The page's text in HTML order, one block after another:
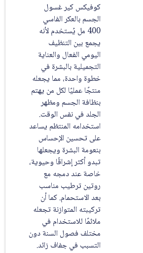
كوفيكس كير غسول
الجسم بالعكر الفاسي
400 مل يُستخدم لأنه
يجمع بين التنظيف
اليومي الفعال والعناية
التجميلية بالبشرة في
خطوة واحدة، مما يجعله
منتجًا عمليًا لكل من يهتم
بنظافة الجسم ومظهر
الجلد في نفس الوقت.
استخدامه المنتظم يساعد
على تحسين الإحساس
بنعومة البشرة ويجعلها
تبدو أكثر إشراقًا وحيوية،
خاصة عند دمجه مع
روتين ترطيب مناسب
بعد الاستحمام. كما أن
تركيبته المتوازنة تجعله
ملائمًا للاستخدام في
مختلف فصول السنة دون
التسبب في جفاف زائد.